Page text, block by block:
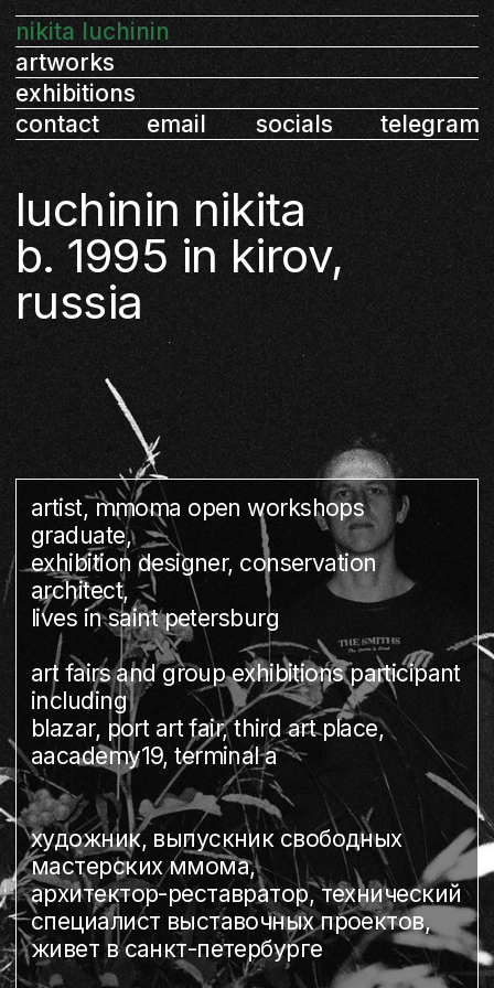
contact
exhibitions
nikita luchinin
telegram
email
artworks
luchinin nikita
b. 1995 in kirov,
russia
artist, mmoma open workshops
graduate,
exhibition designer, conservation
lives in saint petersburg
art fairs and group exhibitions participant
including
blazar, port art fair, third art place,
aacademy19, terminal a
художник, выпускник свободных
мастерских ммома,
архитектор-реставратор, технический
специалист выставочных проектов,
живет в санкт-петербурге
участник групповых ярмарок и
выставок, среди которых blazar, port
art fair, third place art fair, проекты
aacademy19 и в терминал а